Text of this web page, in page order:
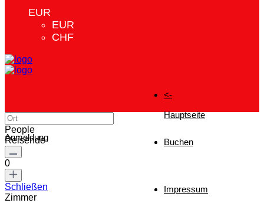
EUR
EUR
CHF
<-
Hauptseite
Buchen
Impressum
Anmeldung
People
Reisende
0
Schließen
Zimmer